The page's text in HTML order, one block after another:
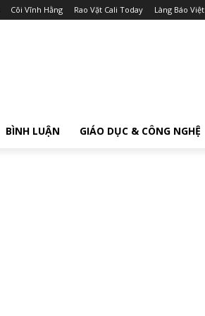
Cõi Vĩnh Hằng Rao Vặt Cali Today Làng Báo Việt
BÌNH LUẬN GIÁO DỤC & CÔNG NGHỆ